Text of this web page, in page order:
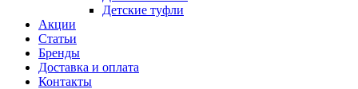
Детские туфли
Акции
Статьи
Бренды
Доставка и оплата
Контакты